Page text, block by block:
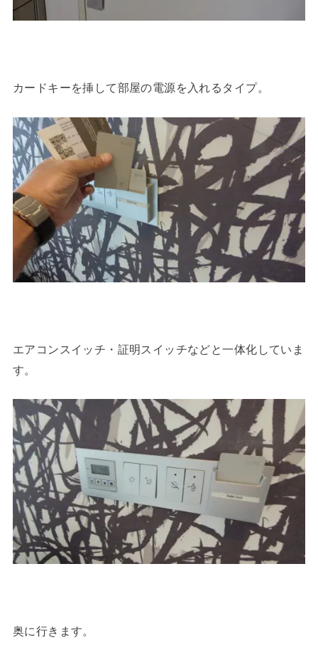
カードキーを挿して部屋の電源を入れるタイプ。
エアコンスイッチ・証明スイッチなどと一体化していま
す。
奥に行きます。